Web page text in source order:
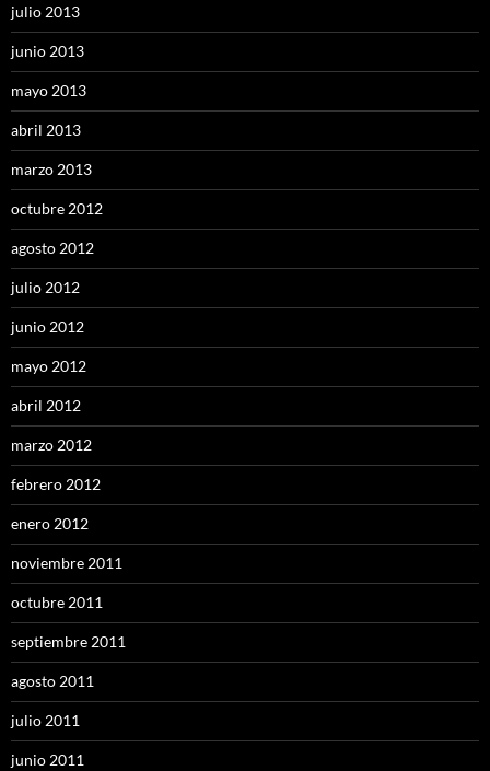
julio 2013
junio 2013
mayo 2013
abril 2013
marzo 2013
octubre 2012
agosto 2012
julio 2012
junio 2012
mayo 2012
abril 2012
marzo 2012
febrero 2012
enero 2012
noviembre 2011
octubre 2011
septiembre 2011
agosto 2011
julio 2011
junio 2011